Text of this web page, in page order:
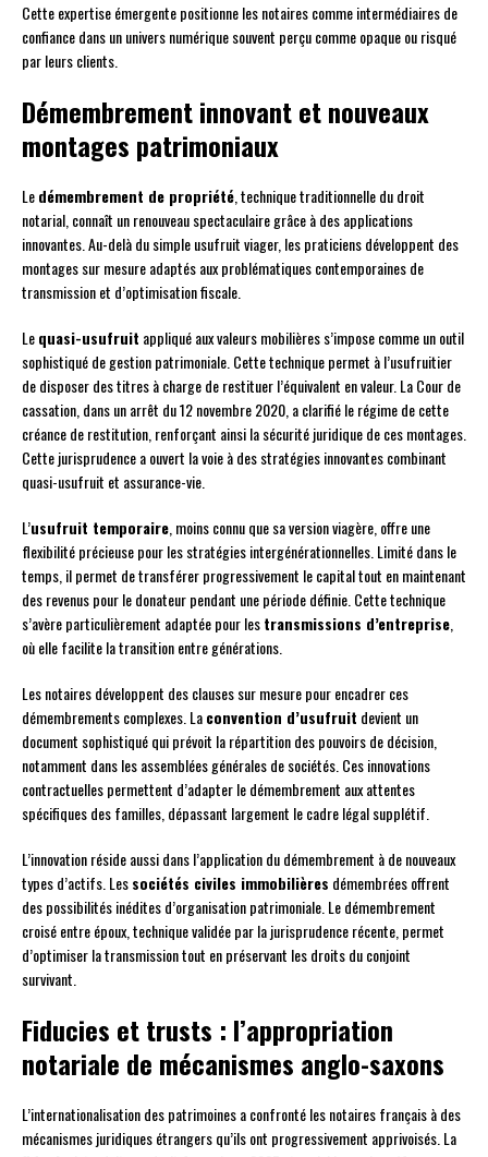
Cette expertise émergente positionne les notaires comme intermédiaires de
confiance dans un univers numérique souvent perçu comme opaque ou risqué
par leurs clients.
Démembrement innovant et nouveaux
montages patrimoniaux
Ledémembrement de propriété, technique traditionnelle du droit
notarial, connaît un renouveau spectaculaire grâce à des applications
innovantes. Au-delà du simple usufruit viager, les praticiens développent des
montages sur mesure adaptés aux problématiques contemporaines de
transmission et d’optimisation fiscale.
Lequasi-usufruit appliqué aux valeurs mobilières s’impose comme un outil
sophistiqué de gestion patrimoniale. Cette technique permet à l’usufruitier
de disposer des titres à charge de restituer l’équivalent en valeur. La Cour de
cassation, dans un arrêt du 12 novembre 2020, a clarifié le régime de cette
créance de restitution, renforçant ainsi la sécurité juridique de ces montages.
Cette jurisprudence a ouvert la voie à des stratégies innovantes combinant
quasi-usufruit et assurance-vie.
L’usufruit temporaire, moins connu que sa version viagère, offre une
flexibilité précieuse pour les stratégies intergénérationnelles. Limité dans le
temps, il permet de transférer progressivement le capital tout en maintenant
des revenus pour le donateur pendant une période définie. Cette technique
s’avère particulièrement adaptée pour lestransmissions d’entreprise,
où elle facilite la transition entre générations.
Les notaires développent des clauses sur mesure pour encadrer ces
démembrements complexes. Laconvention d’usufruit devient un
document sophistiqué qui prévoit la répartition des pouvoirs de décision,
notamment dans les assemblées générales de sociétés. Ces innovations
contractuelles permettent d’adapter le démembrement aux attentes
spécifiques des familles, dépassant largement le cadre légal supplétif.
L’innovation réside aussi dans l’application du démembrement à de nouveaux
types d’actifs. Lessociétés civiles immobilières démembrées offrent
des possibilités inédites d’organisation patrimoniale. Le démembrement
croisé entre époux, technique validée par la jurisprudence récente, permet
d’optimiser la transmission tout en préservant les droits du conjoint
survivant.
Fiducies et trusts : l’appropriation
notariale de mécanismes anglo-saxons
L’internationalisation des patrimoines a confronté les notaires français à des
mécanismes juridiques étrangers qu’ils ont progressivement apprivoisés. La